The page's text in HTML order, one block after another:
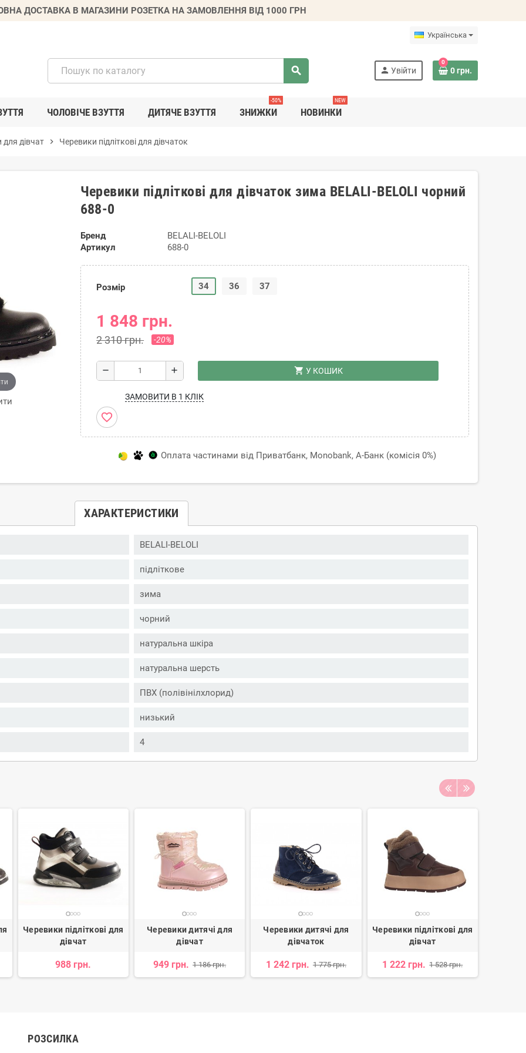
ДОСТАВКА В МАГАЗИНИ РОЗЕТКА НА ЗАМОВЛЕННЯ ВІД 1000 ГРН
Українська
search person Увійти
0
0 грн.
ЧОЛОВІЧЕ ВЗУТТЯ ДИТЯЧЕ ВЗУТТЯ ЗНИЖКИ
-50%
НОВИНКИ
NEW
дівчат chevron_right Черевики підліткові для дівчаток
Черевики підліткові для дівчаток зима BELALI-BELOLI чорний
688-0
Бренд
BELALI-BELOLI
Артикул
688-0
Розмір 34 36 37
1 848 грн.
2 310 грн. -20%
remove add shopping_cart У КОШИК
ЗАМОВИТИ В 1 КЛІК
favorite_border
Оплата частинами від Приватбанк, Monobank, А-Банк (комісія 0%)
ХАРАКТЕРИСТИКИ
BELALI-BELOLI
підліткове
зима
чорний
натуральна шкіра
натуральна шерсть
ПВХ (полівінілхлорид)
низький
4
Черевики підліткові для
дівчат
988 грн.
Черевики дитячі для
дівчат
949 грн. 1 186 грн.
Черевики дитячі для
дівчаток
1 242 грн. 1 775 грн.
Черевики підліткові для
дівчат
1 222 грн. 1 528 грн.
РОЗСИЛКА